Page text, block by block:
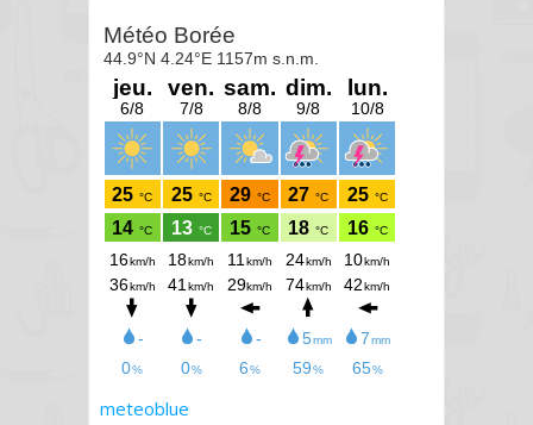
meteoblue